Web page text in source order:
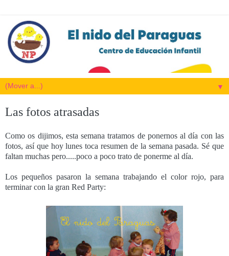
▼
Las fotos atrasadas
Como os dijimos, esta semana tratamos de ponernos al día con las
fotos, así que hoy lunes toca resumen de la semana pasada. Sé que
faltan muchas pero.....poco a poco trato de ponerme al día.
Los pequeños pasaron la semana trabajando el color rojo, para
terminar con la gran Red Party: